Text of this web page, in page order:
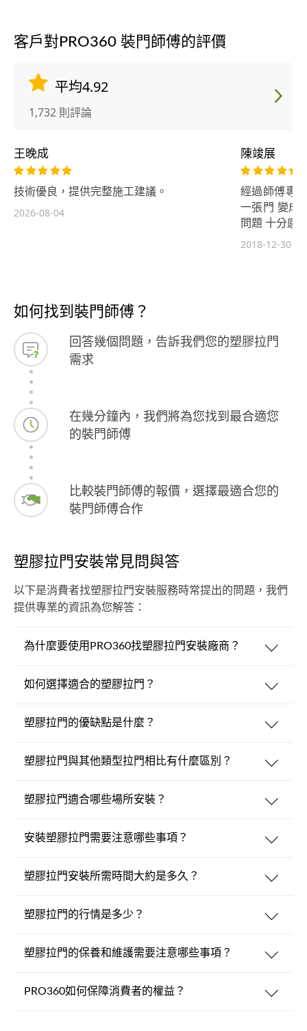
客戶對PRO360 裝門師傅的評價
平均4.92
1,732 則評論
王晚成
技術優良，提供完整施工建議。
2026-08-04
陳竣展
經過師傅專
一張門 變成
問題 十分感
2018-12-30
如何找到裝門師傅？
回答幾個問題，告訴我們您的塑膠拉門
需求
在幾分鐘內，我們將為您找到最合適您
的裝門師傅
比較裝門師傅的報價，選擇最適合您的
裝門師傅合作
塑膠拉門安裝常見問與答
以下是消費者找塑膠拉門安裝服務時常提出的問題，我們
提供專業的資訊為您解答：
為什麼要使用PRO360找塑膠拉門安裝廠商？
如何選擇適合的塑膠拉門？
塑膠拉門的優缺點是什麼？
塑膠拉門與其他類型拉門相比有什麼區別？
塑膠拉門適合哪些場所安裝？
安裝塑膠拉門需要注意哪些事項？
塑膠拉門安裝所需時間大約是多久？
塑膠拉門的行情是多少？
塑膠拉門的保養和維護需要注意哪些事項？
PRO360如何保障消費者的權益？